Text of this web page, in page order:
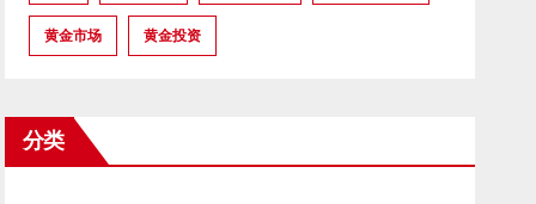
黄金市场 黄金投资
分类